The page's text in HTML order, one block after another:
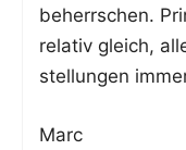
beherr­schen.
rela­tiv gleich,
stel­lun­gen
Marc